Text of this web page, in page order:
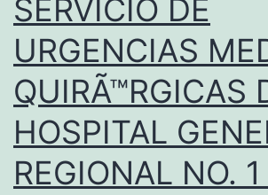
SERVICIO DE
URGENCIAS
QUIRÃ™RGICAS
HOSPITAL
REGIONAL NO.